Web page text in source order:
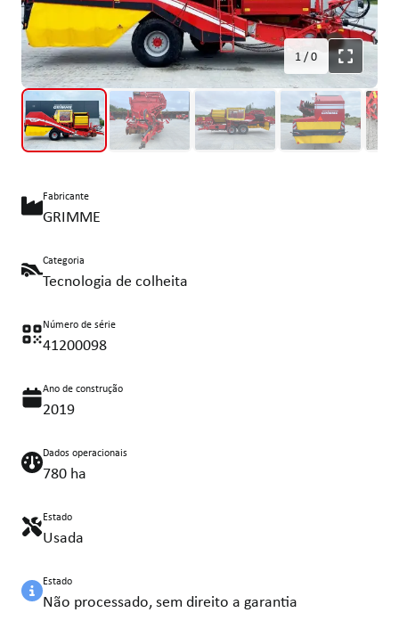
1/0
Fabricante
GRIMME
Categoria
Tecnologia de colheita
Número de série
41200098
Ano de construção
2019
Dados operacionais
780 ha
Estado
Usada
Estado
Não processado, sem direito a garantia